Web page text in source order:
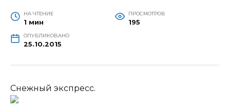
НА ЧТЕНИЕ
1 мин
ПРОСМОТРОВ
195
ОПУБЛИКОВАНО
25.10.2015
Снежный экспресс.